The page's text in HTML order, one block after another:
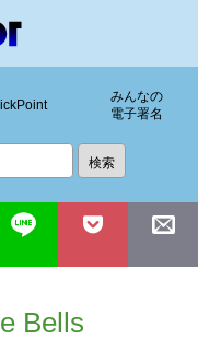
みんなの
電子署名
Bells